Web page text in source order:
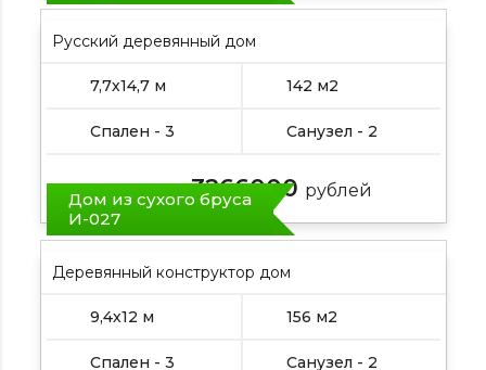
Русский деревянный дом
7,7х14,7 м 142 м2
Спален - 3 Санузел - 2
3266000 рублей
Дом из сухого бруса
И-027
Деревянный конструктор дом
9,4х12 м 156 м2
Спален - 3 Санузел - 2